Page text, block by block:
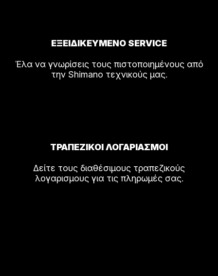
ΕΞΕΙΔΙΚΕΥΜΕΝΟ SERVICE
Έλα να γνωρίσεις τους πιστοποιημένους από
την Shimano τεχνικούς μας.
ΤΡΑΠΕΖΙΚΟΙ ΛΟΓΑΡΙΑΣΜΟΙ
Δείτε τους διαθέσιμους τραπεζικούς
λογαρισμους για τις πληρωμές σας.